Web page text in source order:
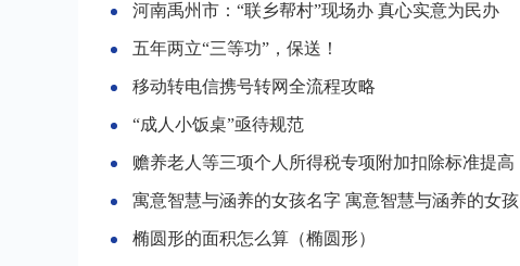
河南禹州市：“联乡帮村”现场办 真心实意为民办
五年两立“三等功”，保送！
移动转电信携号转网全流程攻略
“成人小饭桌”亟待规范
赡养老人等三项个人所得税专项附加扣除标准提高
寓意智慧与涵养的女孩名字 寓意智慧与涵养的女孩名字两个字
椭圆形的面积怎么算（椭圆形）